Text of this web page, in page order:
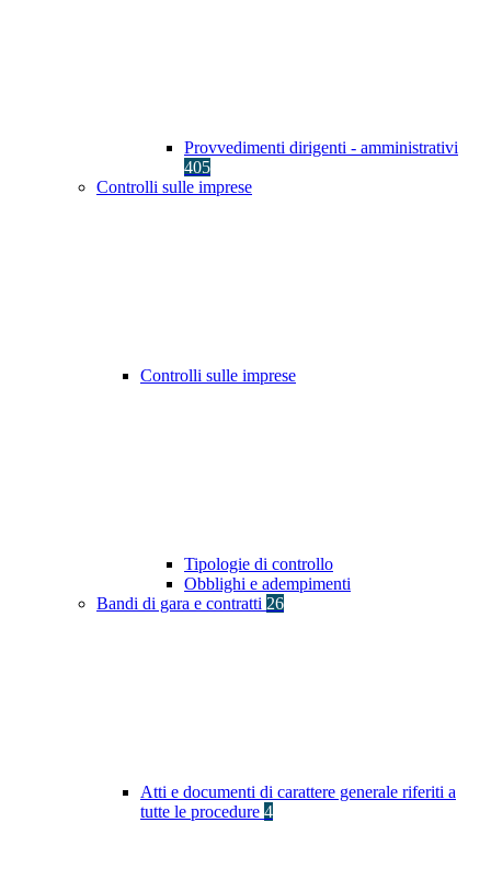
Provvedimenti dirigenti - amministrativi
405
Controlli sulle imprese
Controlli sulle imprese
Tipologie di controllo
Obblighi e adempimenti
Bandi di gara e contratti 26
Atti e documenti di carattere generale riferiti a
tutte le procedure 4